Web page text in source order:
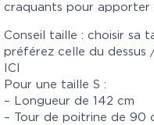
craquants pour apporter
Conseil taille : choisir sa
préférez celle du dessus
ICI
Pour une taille S :
– Longueur de 142 cm
– Tour de poitrine de 90